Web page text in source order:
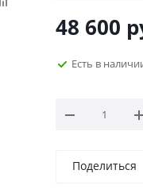
48 600
Есть в
Поделиться